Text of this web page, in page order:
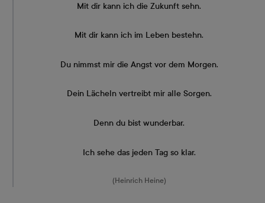
Mit dir kann ich die Zukunft sehn.
Mit dir kann ich im Leben bestehn.
Du nimmst mir die Angst vor dem Morgen.
Dein Lächeln vertreibt mir alle Sorgen.
Denn du bist wunderbar.
Ich sehe das jeden Tag so klar.
(Heinrich Heine)